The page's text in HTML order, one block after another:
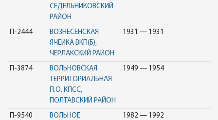
СЕДЕЛЬНИКОВСКИЙ
РАЙОН
П-2444
ВОЗНЕСЕНСКАЯ
ЯЧЕЙКА ВКП(Б),
ЧЕРЛАКСКИЙ РАЙОН
1931 — 1931
П-3874
ВОЛЬНОВСКАЯ
ТЕРРИТОРИАЛЬНАЯ
П.О. КПСС,
ПОЛТАВСКИЙ РАЙОН
1949 — 1954
П-9540
ВОЛЬНОЕ
1982 — 1992